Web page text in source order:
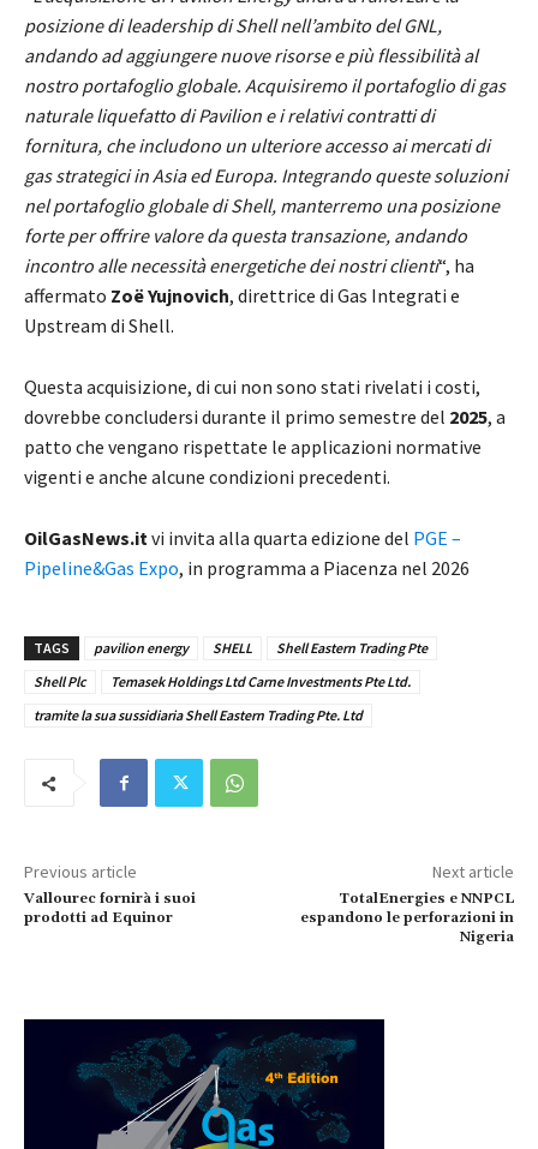
posizione di leadership di Shell nell’ambito del GNL,
andando ad aggiungere nuove risorse e più flessibilità al
nostro portafoglio globale. Acquisiremo il portafoglio di gas
naturale liquefatto di Pavilion e i relativi contratti di
fornitura, che includono un ulteriore accesso ai mercati di
gas strategici in Asia ed Europa. Integrando queste soluzioni
nel portafoglio globale di Shell, manterremo una posizione
forte per offrire valore da questa transazione, andando
incontro alle necessità energetiche dei nostri clienti“, ha
affermato Zoë Yujnovich, direttrice di Gas Integrati e
Upstream di Shell.
Questa acquisizione, di cui non sono stati rivelati i costi,
dovrebbe concludersi durante il primo semestre del 2025, a
patto che vengano rispettate le applicazioni normative
vigenti e anche alcune condizioni precedenti.
OilGasNews.itvi invita alla quarta edizione del PGE –
Pipeline&Gas Expo, in programma a Piacenza nel 2026
TAGS pavilion energy SHELL
Shell Eastern Trading Pte
Shell Plc
Temasek Holdings Ltd Carne Investments Pte Ltd.
tramite la sua sussidiaria Shell Eastern Trading Pte. Ltd
Previous article
Vallourec fornirà i suoi
prodotti ad Equinor
Next article
TotalEnergies e NNPCL
espandono le perforazioni in
Nigeria